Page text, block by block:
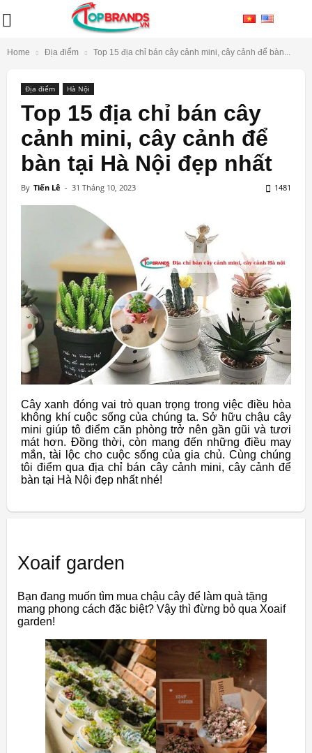
Home Địa điểm Top 15 địa chỉ bán cây cảnh mini, cây cảnh để bàn...
Địa điểm Hà Nội
Top 15 địa chỉ bán cây
cảnh mini, cây cảnh để
bàn tại Hà Nội đẹp nhất
By Tiến Lê - 31 Tháng 10, 2023 1481
Cây xanh đóng vai trò quan trọng trong việc điều hòa
không khí cuộc sống của chúng ta. Sở hữu chậu cây
mini giúp tô điểm căn phòng trở nên gần gũi và tươi
mát hơn. Đồng thời, còn mang đến những điều may
mắn, tài lộc cho cuộc sống của gia chủ. Cùng chúng
tôi điểm qua địa chỉ bán cây cảnh mini, cây cảnh để
bàn tại Hà Nội đẹp nhất nhé!
Xoaif garden
Bạn đang muốn tìm mua chậu cây để làm quà tặng
mang phong cách đặc biệt? Vậy thì đừng bỏ qua Xoaif
garden!